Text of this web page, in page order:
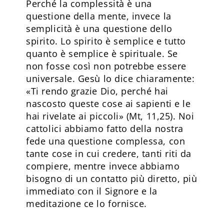
Perché la complessità è una
questione della mente, invece la
semplicità è una questione dello
spirito. Lo spirito è semplice e tutto
quanto è semplice è spirituale. Se
non fosse così non potrebbe essere
universale. Gesù lo dice chiaramente:
«Ti rendo grazie Dio, perché hai
nascosto queste cose ai sapienti e le
hai rivelate ai piccoli» (Mt, 11,25). Noi
cattolici abbiamo fatto della nostra
fede una questione complessa, con
tante cose in cui credere, tanti riti da
compiere, mentre invece abbiamo
bisogno di un contatto più diretto, più
immediato con il Signore e la
meditazione ce lo fornisce.